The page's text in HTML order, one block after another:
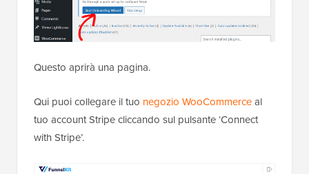
Questo aprirà una pagina.
Qui puoi collegare il tuo negozio WooCommerceal
tuo account Stripe cliccando sul pulsante ‘Connect
with Stripe’.